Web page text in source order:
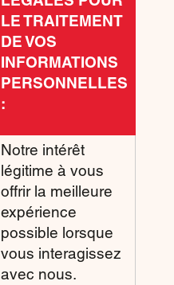
LE TRAITEMENT
DE VOS
INFORMATIONS
PERSONNELLES
:
Notre intérêt
légitime à vous
offrir la meilleure
expérience
possible lorsque
vous interagissez
avec nous.